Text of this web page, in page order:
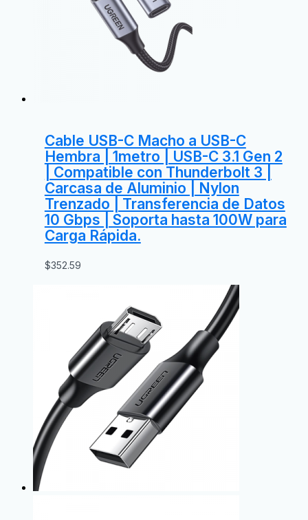
Cable USB-C Macho a USB-C
Hembra | 1metro | USB-C 3.1 Gen 2
| Compatible con Thunderbolt 3 |
Carcasa de Aluminio | Nylon
Trenzado | Transferencia de Datos
10 Gbps | Soporta hasta 100W para
Carga Rápida.
$352.59